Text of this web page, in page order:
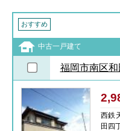
おすすめ
中古一戸建て
福岡市南区和
西鉄
田四